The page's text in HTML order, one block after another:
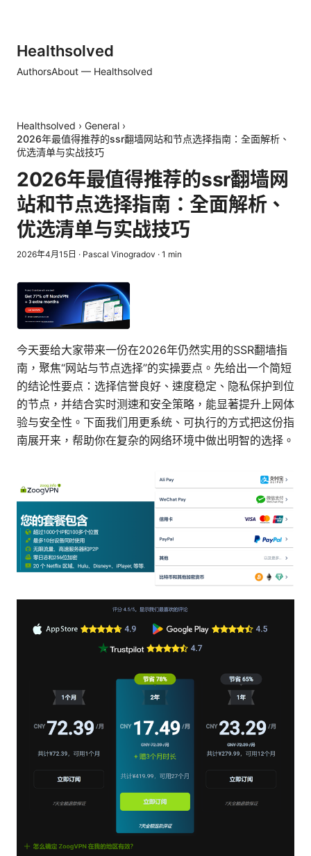
Healthsolved
AuthorsAbout — Healthsolved
Healthsolved › General ›
2026年最值得推荐的ssr翻墙网站和节点选择指南：全面解析、
优选清单与实战技巧
2026年最值得推荐的ssr翻墙网
站和节点选择指南：全面解析、
优选清单与实战技巧
2026年4月15日 · Pascal Vinogradov · 1 min
今天要给大家带来一份在2026年仍然实用的SSR翻墙指
南，聚焦“网站与节点选择”的实操要点。先给出一个简短
的结论性要点：选择信誉良好、速度稳定、隐私保护到位
的节点，并结合实时测速和安全策略，能显著提升上网体
验与安全性。下面我们用更系统、可执行的方式把这份指
南展开来，帮助你在复杂的网络环境中做出明智的选择。